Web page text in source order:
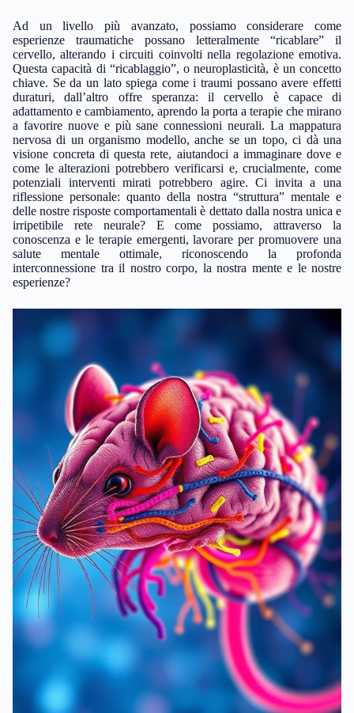
Ad un livello più avanzato, possiamo considerare come
esperienze traumatiche possano letteralmente “ricablare” il
cervello, alterando i circuiti coinvolti nella regolazione emotiva.
Questa capacità di “ricablaggio”, o neuroplasticità, è un concetto
chiave. Se da un lato spiega come i traumi possano avere effetti
duraturi, dall’altro offre speranza: il cervello è capace di
adattamento e cambiamento, aprendo la porta a terapie che mirano
a favorire nuove e più sane connessioni neurali. La mappatura
nervosa di un organismo modello, anche se un topo, ci dà una
visione concreta di questa rete, aiutandoci a immaginare dove e
come le alterazioni potrebbero verificarsi e, crucialmente, come
potenziali interventi mirati potrebbero agire. Ci invita a una
riflessione personale: quanto della nostra “struttura” mentale e
delle nostre risposte comportamentali è dettato dalla nostra unica e
irripetibile rete neurale? E come possiamo, attraverso la
conoscenza e le terapie emergenti, lavorare per promuovere una
salute mentale ottimale, riconoscendo la profonda
interconnessione tra il nostro corpo, la nostra mente e le nostre
esperienze?